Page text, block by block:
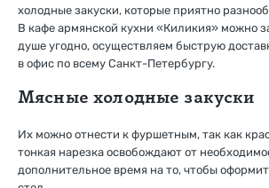
холодные закуски, которые приятно
В кафе армянской кухни «Киликия» можно
душе угодно, осуществляем быструю
в офис по всему Санкт-Петербургу.
Мясные холодные закуски
Их можно отнести к фуршетным, так как
тонкая нарезка освобождают от
дополнительное время на то, чтобы